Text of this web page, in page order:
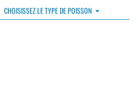
CHOISISSEZ LE TYPE DE POISSON